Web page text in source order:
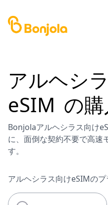
アルヘシ
eSIM の購
Bonjolaアルヘシラス向け
に、面倒な契約不要で高速
す。
アルヘシラス向けeSIMのプ